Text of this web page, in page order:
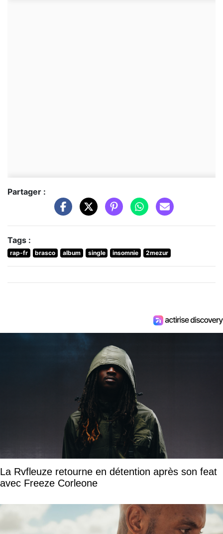
Partager :
Tags :
rap-fr brasco album single insomnie 2mezur
La Rvfleuze retourne en détention après son feat
avec Freeze Corleone